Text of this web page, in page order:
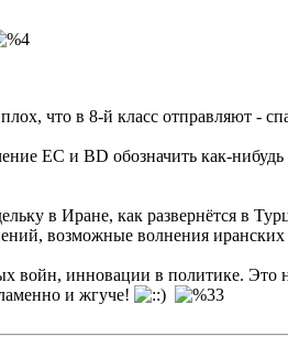
что в 8-й класс отправляют -
ЕС и ВD обозначить как-
в Иране, как развернётся в
возможные волнения
войн, инновации в политике. Это
и жгуче!